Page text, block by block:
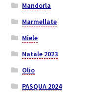
Mandorla
Marmellate
Miele
Natale 2023
Olio
PASQUA 2024